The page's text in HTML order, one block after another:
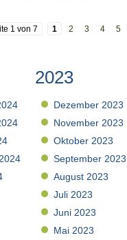
1 von 7 1 2 3 4 5
2023
Dezember 2023
November 2023
Oktober 2023
September 2023
August 2023
Juli 2023
Juni 2023
Mai 2023